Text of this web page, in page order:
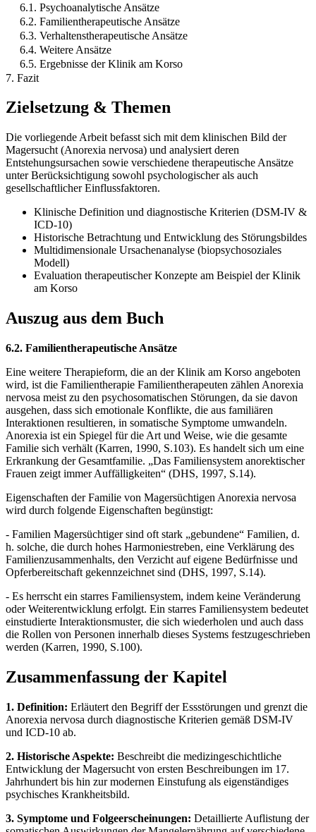
6.1. Psychoanalytische Ansätze
6.2. Familientherapeutische Ansätze
6.3. Verhaltenstherapeutische Ansätze
6.4. Weitere Ansätze
6.5. Ergebnisse der Klinik am Korso
7. Fazit
Zielsetzung & Themen
Die vorliegende Arbeit befasst sich mit dem klinischen Bild der
Magersucht (Anorexia nervosa) und analysiert deren
Entstehungsursachen sowie verschiedene therapeutische Ansätze
unter Berücksichtigung sowohl psychologischer als auch
gesellschaftlicher Einflussfaktoren.
Klinische Definition und diagnostische Kriterien (DSM-IV &
ICD-10)
Historische Betrachtung und Entwicklung des Störungsbildes
Multidimensionale Ursachenanalyse (biopsychosoziales
Modell)
Evaluation therapeutischer Konzepte am Beispiel der Klinik
am Korso
Auszug aus dem Buch
6.2. Familientherapeutische Ansätze
Eine weitere Therapieform, die an der Klinik am Korso angeboten
wird, ist die Familientherapie Familientherapeuten zählen Anorexia
nervosa meist zu den psychosomatischen Störungen, da sie davon
ausgehen, dass sich emotionale Konflikte, die aus familiären
Interaktionen resultieren, in somatische Symptome umwandeln.
Anorexia ist ein Spiegel für die Art und Weise, wie die gesamte
Familie sich verhält (Karren, 1990, S.103). Es handelt sich um eine
Erkrankung der Gesamtfamilie. „Das Familiensystem anorektischer
Frauen zeigt immer Auffälligkeiten“ (DHS, 1997, S.14).
Eigenschaften der Familie von Magersüchtigen Anorexia nervosa
wird durch folgende Eigenschaften begünstigt:
- Familien Magersüchtiger sind oft stark „gebundene“ Familien, d.
h. solche, die durch hohes Harmoniestreben, eine Verklärung des
Familienzusammenhalts, den Verzicht auf eigene Bedürfnisse und
Opferbereitschaft gekennzeichnet sind (DHS, 1997, S.14).
- Es herrscht ein starres Familiensystem, indem keine Veränderung
oder Weiterentwicklung erfolgt. Ein starres Familiensystem bedeutet
einstudierte Interaktionsmuster, die sich wiederholen und auch dass
die Rollen von Personen innerhalb dieses Systems festzugeschrieben
werden (Karren, 1990, S.100).
Zusammenfassung der Kapitel
1. Definition: Erläutert den Begriff der Essstörungen und grenzt die
Anorexia nervosa durch diagnostische Kriterien gemäß DSM-IV
und ICD-10 ab.
2. Historische Aspekte: Beschreibt die medizingeschichtliche
Entwicklung der Magersucht von ersten Beschreibungen im 17.
Jahrhundert bis hin zur modernen Einstufung als eigenständiges
psychisches Krankheitsbild.
3. Symptome und Folgeerscheinungen: Detaillierte Auflistung der